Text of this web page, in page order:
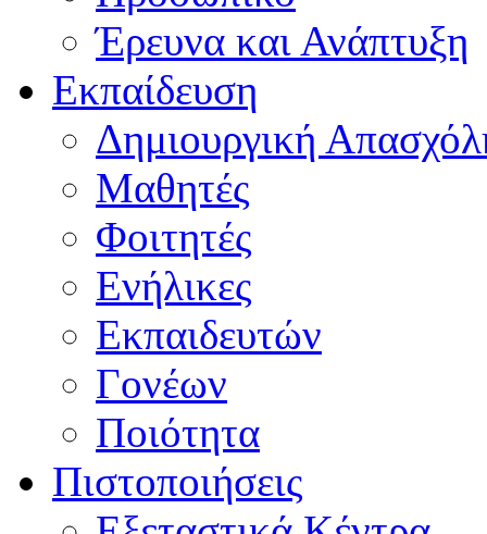
Έρευνα και Ανάπτυξη
Εκπαίδευση
Δημιουργική
Μαθητές
Φοιτητές
Ενήλικες
Εκπαιδευτών
Γονέων
Ποιότητα
Πιστοποιήσεις